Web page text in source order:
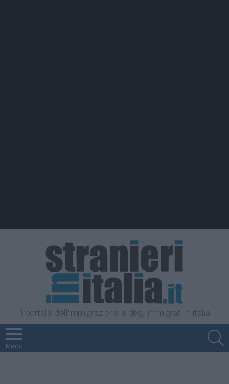
Il portale dell'immigrazione e degli immigrati in Italia
Menu